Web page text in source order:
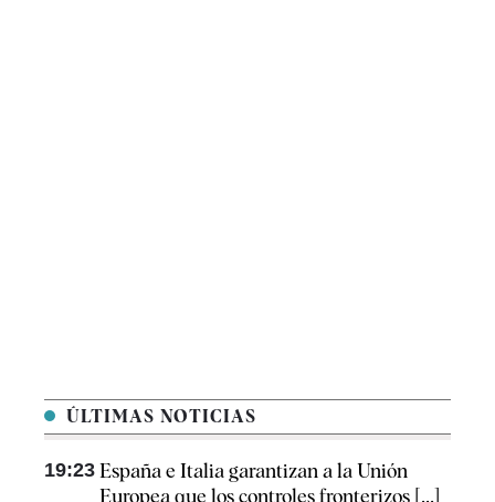
ÚLTIMAS NOTICIAS
19:23 España e Italia garantizan a la Unión
Europea que los controles fronterizos [...]